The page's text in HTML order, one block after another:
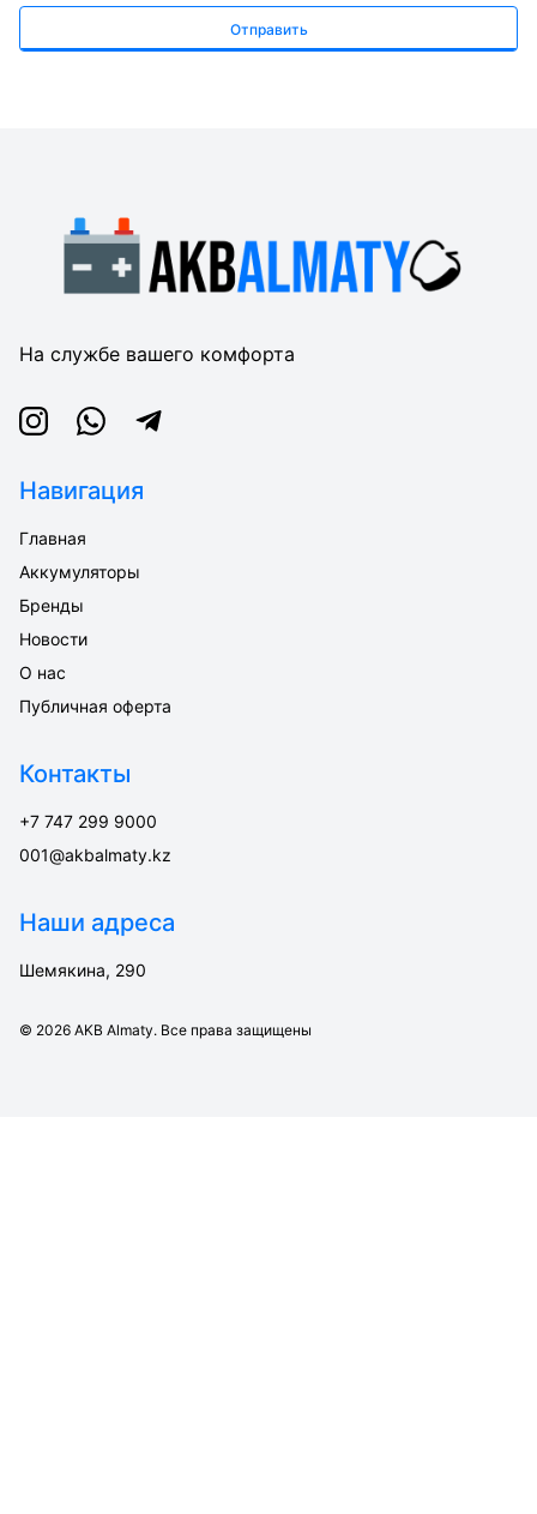
Отправить
На службе вашего комфорта
InstagramWhatsappTelegram
Навигация
Главная
Аккумуляторы
Бренды
Новости
О нас
Публичная оферта
Контакты
+7 747 299 9000
001@akbalmaty.kz
Наши адреса
Шемякина, 290
© 2026 AKB Almaty. Все права защищены